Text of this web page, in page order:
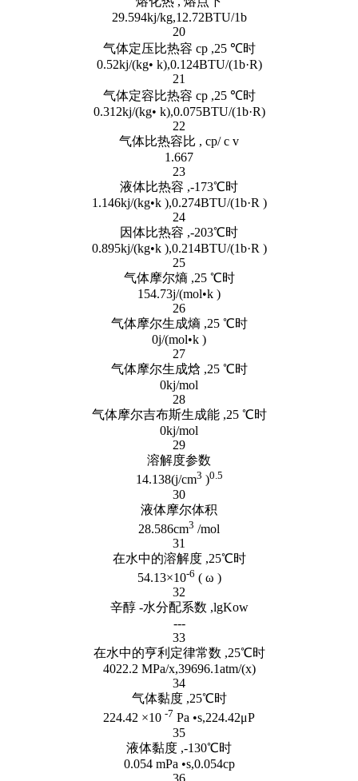
29.594kj/kg,12.72BTU/1b
20
气体定压比热容 cp ,25 ℃时
0.52kj/(kg• k),0.124BTU/(1b·R)
21
气体定容比热容 cp ,25 ℃时
0.312kj/(kg• k),0.075BTU/(1b·R)
22
气体比热容比 , cp/ c v
1.667
23
液体比热容 ,-173℃时
1.146kj/(kg•k ),0.274BTU/(1b·R )
24
因体比热容 ,-203℃时
0.895kj/(kg•k ),0.214BTU/(1b·R )
25
气体摩尔熵 ,25 ℃时
154.73j/(mol•k )
26
气体摩尔生成熵 ,25 ℃时
0j/(mol•k )
27
气体摩尔生成焓 ,25 ℃时
0kj/mol
28
气体摩尔吉布斯生成能 ,25 ℃时
0kj/mol
29
溶解度参数
14.138(j/cm3 )0.5
30
液体摩尔体积
28.586cm3 /mol
31
在水中的溶解度 ,25℃时
54.13×10-6 ( ω )
32
辛醇 -水分配系数 ,lgKow
---
33
在水中的亨利定律常数 ,25℃时
4022.2 MPa/x,39696.1atm/(x)
34
气体黏度 ,25℃时
224.42 ×10 -7 Pa •s,224.42μP
35
液体黏度 ,-130℃时
0.054 mPa •s,0.054cp
36